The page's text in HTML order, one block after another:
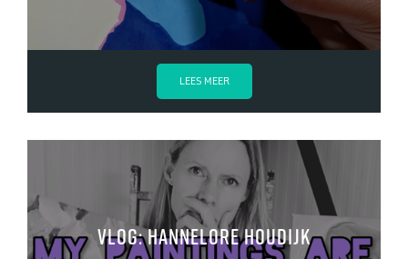
LEES MEER
Vlog: Hannelore Houdijk